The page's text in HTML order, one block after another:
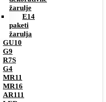
žarulje
E14
paketi
žarulja
GU10
G9
R7S
G4
MR11
MR16
AR111